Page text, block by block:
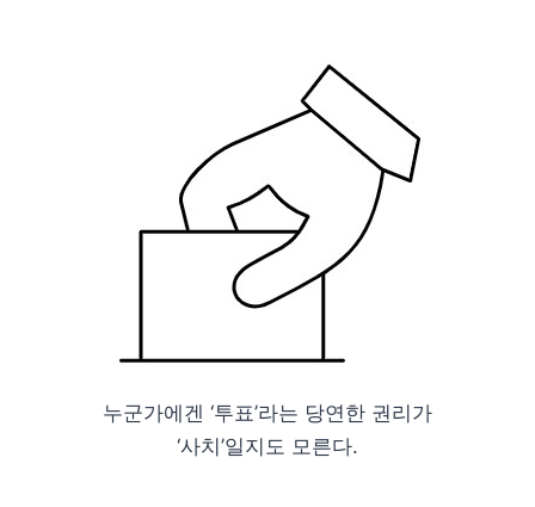
누군가에겐 ‘투표’라는 당연한 권리가
‘사치’일지도 모른다.